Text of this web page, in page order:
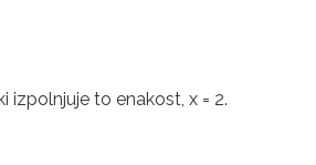
izpolnjuje to enakost, x = 2.